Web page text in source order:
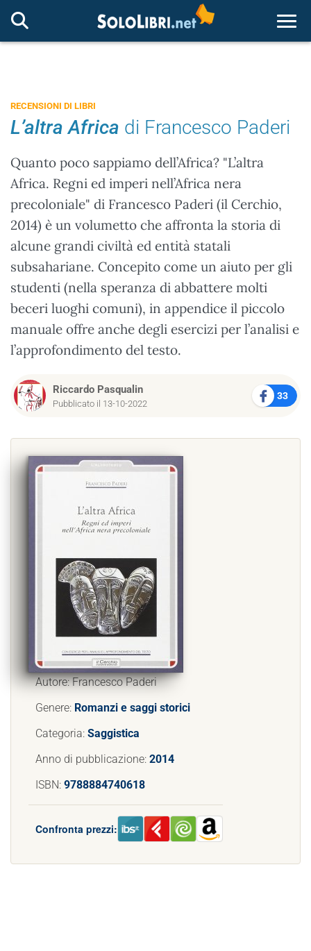
RECENSIONI DI LIBRI
L’altra Africa di Francesco Paderi
Quanto poco sappiamo dell’Africa? "L’altra
Africa. Regni ed imperi nell’Africa nera
precoloniale" di Francesco Paderi (il Cerchio,
2014) è un volumetto che affronta la storia di
alcune grandi civiltà ed entità statali
subsahariane. Concepito come un aiuto per gli
studenti (nella speranza di abbattere molti
beceri luoghi comuni), in appendice il piccolo
manuale offre anche degli esercizi per l’analisi e
l’approfondimento del testo.
Riccardo Pasqualin
Pubblicato il 13-10-2022
33
Autore: Francesco Paderi
Genere: Romanzi e saggi storici
Categoria: Saggistica
Anno di pubblicazione: 2014
ISBN: 9788884740618
Confronta prezzi: